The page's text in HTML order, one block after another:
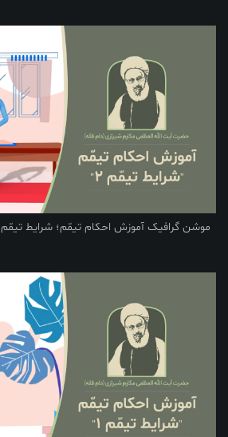
آموزش احکام تیمّم؛ شرایط تیمّم – قسمت دوم